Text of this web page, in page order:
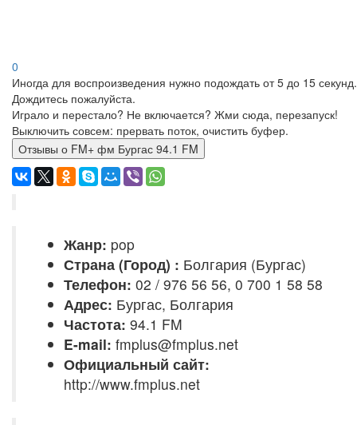
0
Иногда для воспроизведения нужно подождать от 5 до 15 секунд.
Дождитесь пожалуйста.
Играло и перестало? Не включается? Жми сюда, перезапуск!
Выключить совсем: прервать поток, очистить буфер.
Отзывы о FM+ фм Бургас 94.1 FM
Жанр: pop
Страна (Город) : Болгария (Бургас)
Телефон: 02 / 976 56 56, 0 700 1 58 58
Адрес: Бургас, Болгария
Частота: 94.1 FM
E-mail: fmplus@fmplus.net
Официальный сайт:
http://www.fmplus.net